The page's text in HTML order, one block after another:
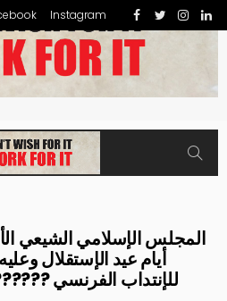
Instagram
المجلس الإسلامي الشيعي
أيام عيد الإستقلال
للإنتداب الفرنسي